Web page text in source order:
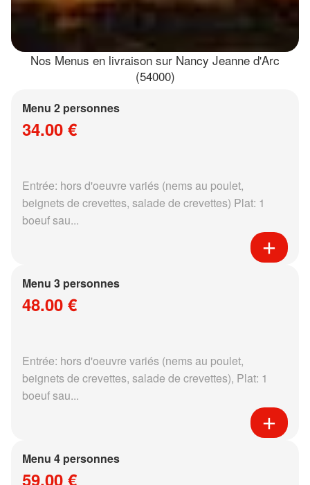
Nos Menus en livraison sur Nancy Jeanne d'Arc
(54000)
Menu 2 personnes
34.00 €
Entrée: hors d'oeuvre variés (nems au poulet,
beignets de crevettes, salade de crevettes) Plat: 1
boeuf sau...
Menu 3 personnes
48.00 €
Entrée: hors d'oeuvre variés (nems au poulet,
beignets de crevettes, salade de crevettes), Plat: 1
boeuf sau...
Menu 4 personnes
59.00 €